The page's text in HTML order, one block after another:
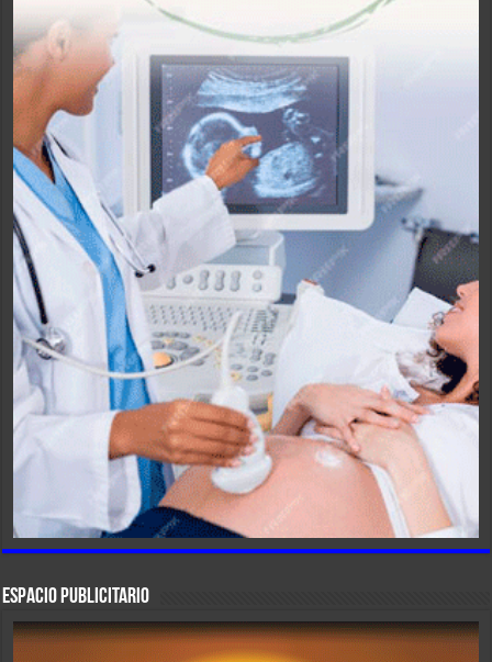
ESPACIO PUBLICITARIO